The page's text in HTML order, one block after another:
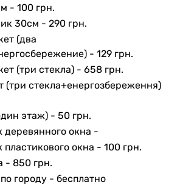
- 100 грн.
30см - 290 грн.
(два
- 129 грн.
(три стекла) - 658 грн.
(три стекла+енергозбереження)
этаж) - 50 грн.
окна -
окна - 100 грн.
- 850 грн.
городу - бесплатно